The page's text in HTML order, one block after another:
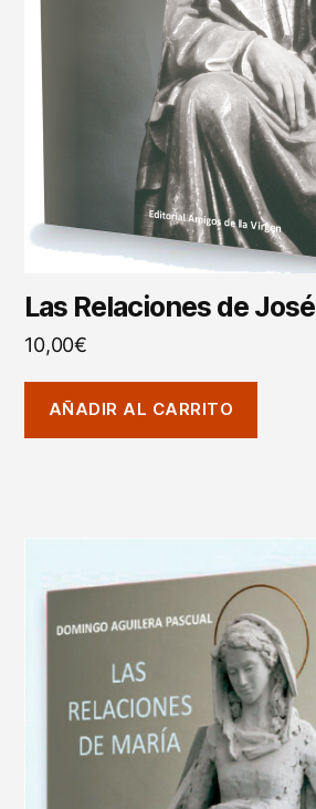
Las Relaciones de José
10,00€
AÑADIR AL CARRITO